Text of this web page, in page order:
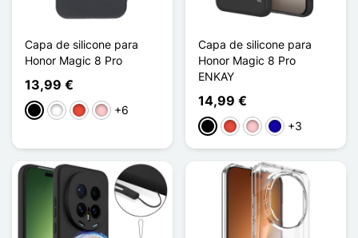
Capa de silicone para
Honor Magic 8 Pro
13,99 €
PretoBrancoVermelho
Rosa+6
Capa de silicone para
Honor Magic 8 Pro
ENKAY
14,99 €
PretoVermelho
RosaAzul Escuro
+3